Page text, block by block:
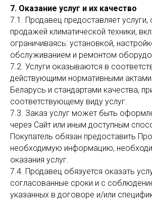
7. Оказание услуг и их качество
7.1. Продавец предоставляет услуги,
продажей климатической техники,
ограничиваясь: установкой,
обслуживанием и ремонтом
7.2. Услуги оказываются в
действующими нормативными актами
Беларусь и стандартами качества,
соответствующему виду услуг.
7.3. Заказ услуг может быть
через Сайт или иным доступным
Покупатель обязан предоставить
необходимую информацию,
оказания услуг.
7.4. Продавец обязуется оказать
согласованные сроки и с
указанных в договоре и/или